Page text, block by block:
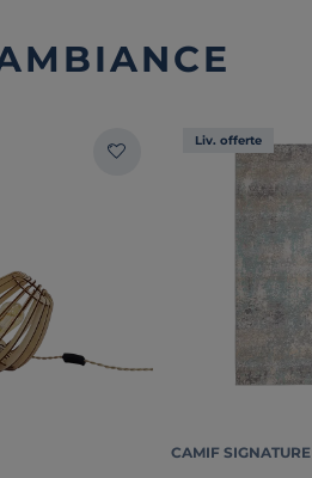
Liv. offerte
CAMIF SIGNATURE